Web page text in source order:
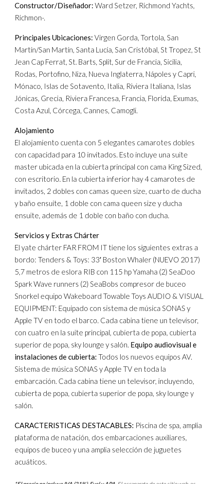
Constructor/Diseñador: Ward Setzer, Richmond Yachts,
Richmon-.
Principales Ubicaciones: Virgen Gorda, Tortola, San
Martín/San Martín, Santa Lucía, San Cristóbal, St Tropez, St
Jean Cap Ferrat, St. Barts, Split, Sur de Francia, Sicilia,
Rodas, Portofino, Niza, Nueva Inglaterra, Nápoles y Capri,
Mónaco, Islas de Sotavento, Italia, Riviera Italiana, Islas
Jónicas, Grecia, Riviera Francesa, Francia, Florida, Exumas,
Costa Azul, Córcega, Cannes, Camogli.
Alojamiento
El alojamiento cuenta con 5 elegantes camarotes dobles
con capacidad para 10 invitados. Esto incluye una suite
master ubicada en la cubierta principal con cama King Sized,
con escritorio. En la cubierta inferior hay 4 camarotes de
invitados, 2 dobles con camas queen size, cuarto de ducha
y baño ensuite, 1 doble con cama queen size y ducha
ensuite, además de 1 doble con baño con ducha.
Servicios y Extras Chárter
El yate chárter FAR FROM IT tiene los siguientes extras a
bordo: Tenders & Toys: 33′ Boston Whaler (NUEVO 2017)
5,7 metros de eslora RIB con 115 hp Yamaha (2) SeaDoo
Spark Wave runners (2) SeaBobs compresor de buceo
Snorkel equipo Wakeboard Towable Toys AUDIO & VISUAL
EQUIPMENT: Equipado con sistema de música SONAS y
Apple TV en todo el barco. Cada cabina tiene un televisor,
con cuatro en la suite principal, cubierta de popa, cubierta
superior de popa, sky lounge y salón. Equipo audiovisual e
instalaciones de cubierta: Todos los nuevos equipos AV.
Sistema de música SONAS y Apple TV en toda la
embarcación. Cada cabina tiene un televisor, incluyendo,
cubierta de popa, cubierta superior de popa, sky lounge y
salón.
CARACTERISTICAS DESTACABLES: Piscina de spa, amplia
plataforma de natación, dos embarcaciones auxiliares,
equipos de buceo y una amplia selección de juguetes
acuáticos.